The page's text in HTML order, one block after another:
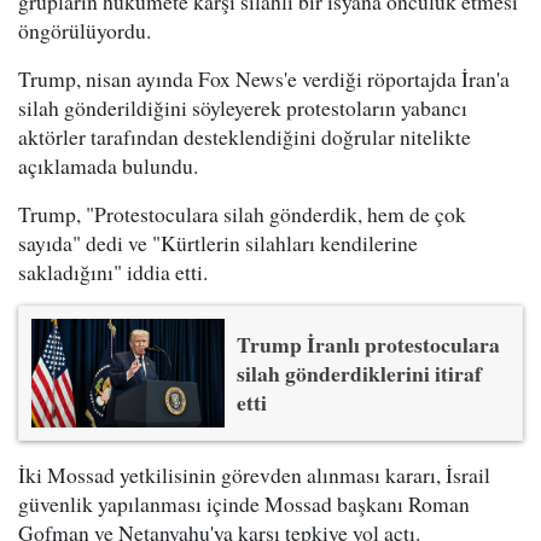
öngörülüyordu.
Trump, nisan ayında Fox News'e verdiği röportajda İran'a
silah gönderildiğini söyleyerek protestoların yabancı
aktörler tarafından desteklendiğini doğrular nitelikte
açıklamada bulundu.
Trump, "Protestoculara silah gönderdik, hem de çok
sayıda" dedi ve "Kürtlerin silahları kendilerine
sakladığını" iddia etti.
Trump İranlı protestoculara
silah gönderdiklerini itiraf
etti
İki Mossad yetkilisinin görevden alınması kararı, İsrail
güvenlik yapılanması içinde Mossad başkanı Roman
Gofman ve Netanyahu'ya karşı tepkiye yol açtı.